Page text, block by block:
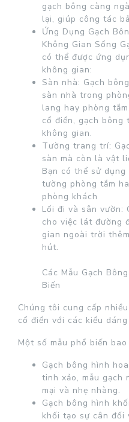
gạch bông càng
lại, giúp công tác
Ứng Dụng Gạch
Không Gian Sống
có thể được ứng
không gian:
Sàn nhà: Gạch
sàn nhà trong
lang hay phòng
cổ điển, gạch bông
không gian.
Tường trang trí:
sàn mà còn là vật
Bạn có thể sử
tường phòng tắm
phòng khách
Lối đi và sân vườn:
cho việc lát đường
gian ngoài trời
hút.
Các Mẫu Gạch
Biến
Chúng tôi cung cấp
cổ điển với các kiểu
Một số mẫu phổ biến bao
Gạch bông hình
tinh xảo, mẫu gạch
mại và nhẹ nhàng.
Gạch bông hình
khối tạo sự cân đối